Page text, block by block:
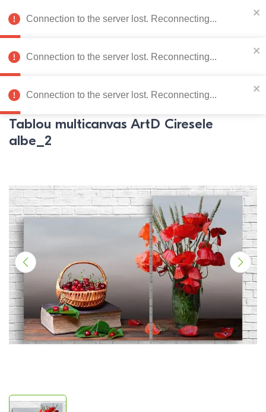
078 222 273 RU
Catalog de produse
0
Pagina principală Mobila dormitor Tablouri multicanvas
Tablou multicanvas ArtD Ciresele
albe_2
Connection to the server lost. Reconnecting...
Connection to the server lost. Reconnecting...
Connection to the server lost. Reconnecting...